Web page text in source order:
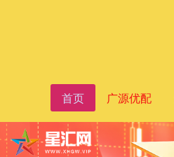
首页 广源优配